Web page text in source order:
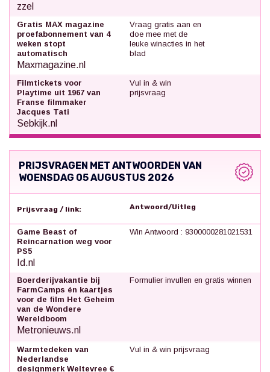
zzel
Gratis MAX magazine
proefabonnement van 4
weken stopt
automatisch
Maxmagazine.nl
Vraag gratis aan en
doe mee met de
leuke winacties in het
blad
Filmtickets voor
Playtime uit 1967 van
Franse filmmaker
Jacques Tati
Sebkijk.nl
Vul in & win
prijsvraag
PRIJSVRAGEN MET ANTWOORDEN VAN
WOENSDAG 05 AUGUSTUS 2026
Prijsvraag / link: Antwoord/Uitleg
Game Beast of
Reincarnation weg voor
PS5
Id.nl
Win Antwoord : 9300000281021531
Boerderijvakantie bij
FarmCamps én kaartjes
voor de film Het Geheim
van de Wondere
Wereldboom
Metronieuws.nl
Formulier invullen en gratis winnen
Warmtedeken van
Nederlandse
designmerk Weltevree €
Vul in & win prijsvraag